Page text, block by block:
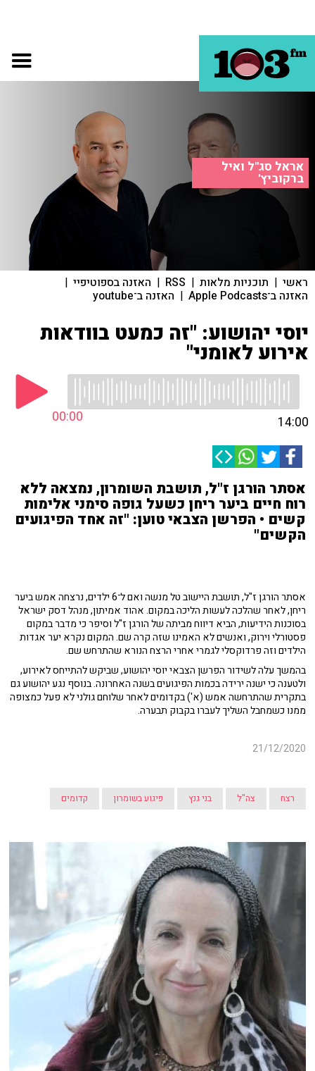
אראל סג"ל ואיל
ברקוביץ'
ראשי | תוכניות מלאות |
RSS
| האזנה בספוטיפיי |
האזנה ב־Apple Podcasts | האזנה ב־youtube
יוסי יהושוע: "זה כמעט בוודאות
אירוע לאומני"
00:00 14:00
אסתר הורגן ז"ל, תושבת השומרון, נמצאה ללא
רוח חיים ביער ריחן כשעל גופה סימני אלימות
קשים • הפרשן הצבאי טוען: "זה אחד הפיגועים
הקשים"
אסתר הורגן ז"ל, תושבת היישוב טל מנשה ואם ל־6 ילדים, נרצחה אמש ביער
ריחן, לאחר שהלכה לעשות הליכה במקום. אהוד אמיתון, מנהל דסק ישראל
בסוכנות הידיעות, הביא דיווח מביתה של הורגן ז"ל וסיפר כי מדבר במקום
פסטורלי וירוק, ואנשים לא האמינו שזה קרה שם.המקום נקרא יער אגדות
הילדים וזה פרדוקסלי לגמרי אחרי הרצח הנורא שהתרחש שם.
בהמשך עלה לשידור הפרשן הצבאי יוסי יהושוע, שביקש להתייחס לאירוע,
ולטענה כי ישנה ירידה בכמות הפיגועים בשנה האחרונה. בנוסף נגע יהושוע גם
בתקרית שהתרחשה אמש (א') בקדומים לאחר שלוחם גולני לא פעל כמצופה
ממנו כשמחבל השליך לעברו בקבוק תבערה.
21/12/2020
רצח צה"ל בני גנץ פיגוע בשומרון קדומים